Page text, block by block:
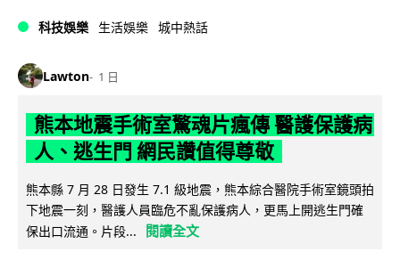
科技娛樂 生活娛樂 城中熱話
Lawton 1 日
熊本地震手術室驚魂片瘋傳 醫護保護病
人、逃生門 網民讚值得尊敬
熊本縣 7 月 28 日發生 7.1 級地震，熊本綜合醫院手術室鏡頭拍
下地震一刻，醫護人員臨危不亂保護病人，更馬上開逃生門確
保出口流通。片段...
閱讀全文